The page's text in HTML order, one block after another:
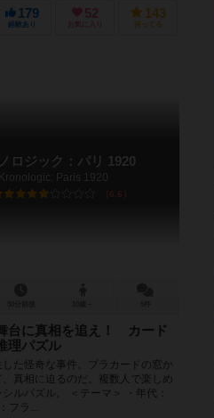
179
経験あり
52
お気に入り
143
持ってる
ロジック：パリ 1920
Kronologic: Paris 1920
6.6
台に真相を追え！ カード
理パズル
した怪奇な事件。プラカードの窓か
、真相に迫るのだ。複数人で楽しめ
ルパズル。 ＜テーマ＞ ・年代：
フラ...